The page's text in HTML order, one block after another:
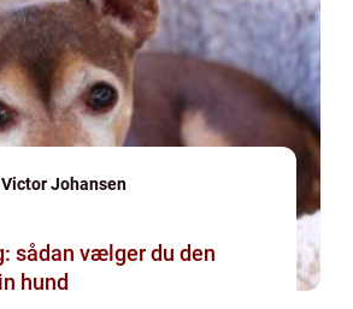
Victor Johansen
sådan vælger du den
hund